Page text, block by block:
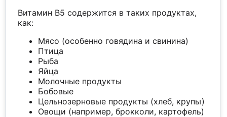
Витамин B5 содержится в таких продуктах,
как:
Мясо (особенно говядина и свинина)
Птица
Рыба
Яйца
Молочные продукты
Бобовые
Цельнозерновые продукты (хлеб, крупы)
Овощи (например, брокколи, картофель)